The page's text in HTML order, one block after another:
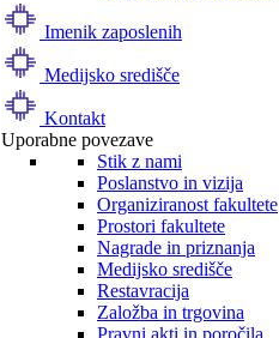
Imenik zaposlenih
Medijsko središče
Kontakt
Uporabne povezave
Stik z nami
Poslanstvo in vizija
Organiziranost fakultete
Prostori fakultete
Nagrade in priznanja
Medijsko središče
Restavracija
Založba in trgovina
Pravni akti in poročila